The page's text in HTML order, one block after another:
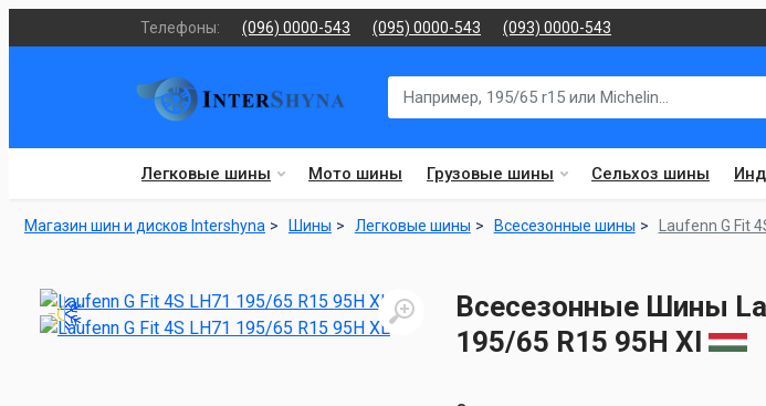
Телефоны: (096) 0000-543 (095) 0000-543 (093) 0000-543
Легковые шины Мото шины Грузовые шины Сельхоз шины
Магазин шин и дисков Intershyna Шины Легковые шины Всесезонные шины Laufenn G Fit
Всесезонные Шины
195/65 R15 95H Xl